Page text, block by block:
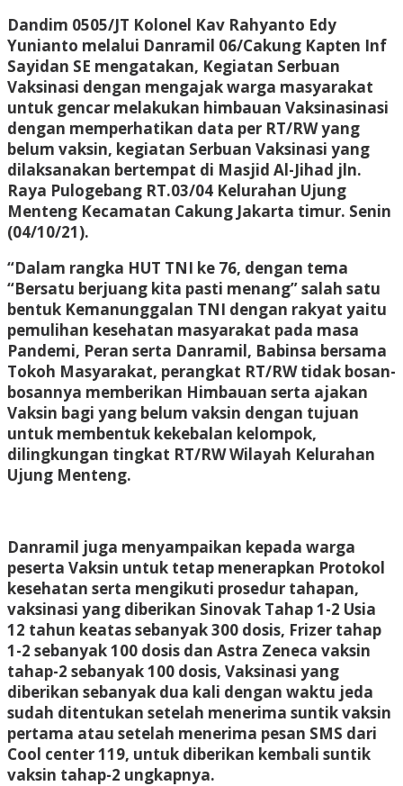
Dandim 0505/JT Kolonel Kav Rahyanto Edy
Yunianto melalui Danramil 06/Cakung Kapten Inf
Sayidan SE mengatakan, Kegiatan Serbuan
Vaksinasi dengan mengajak warga masyarakat
untuk gencar melakukan himbauan Vaksinasinasi
dengan memperhatikan data per RT/RW yang
belum vaksin, kegiatan Serbuan Vaksinasi yang
dilaksanakan bertempat di Masjid Al-Jihad jln.
Raya Pulogebang RT.03/04 Kelurahan Ujung
Menteng Kecamatan Cakung Jakarta timur. Senin
(04/10/21).
“Dalam rangka HUT TNI ke 76, dengan tema
“Bersatu berjuang kita pasti menang” salah satu
bentuk Kemanunggalan TNI dengan rakyat yaitu
pemulihan kesehatan masyarakat pada masa
Pandemi, Peran serta Danramil, Babinsa bersama
Tokoh Masyarakat, perangkat RT/RW tidak bosan-
bosannya memberikan Himbauan serta ajakan
Vaksin bagi yang belum vaksin dengan tujuan
untuk membentuk kekebalan kelompok,
dilingkungan tingkat RT/RW Wilayah Kelurahan
Ujung Menteng.
Danramil juga menyampaikan kepada warga
peserta Vaksin untuk tetap menerapkan Protokol
kesehatan serta mengikuti prosedur tahapan,
vaksinasi yang diberikan Sinovak Tahap 1-2 Usia
12 tahun keatas sebanyak 300 dosis, Frizer tahap
1-2 sebanyak 100 dosis dan Astra Zeneca vaksin
tahap-2 sebanyak 100 dosis, Vaksinasi yang
diberikan sebanyak dua kali dengan waktu jeda
sudah ditentukan setelah menerima suntik vaksin
pertama atau setelah menerima pesan SMS dari
Cool center 119, untuk diberikan kembali suntik
vaksin tahap-2 ungkapnya.